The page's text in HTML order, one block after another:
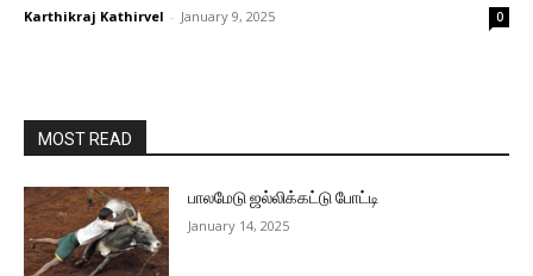
Karthikraj Kathirvel - January 9, 2025 0
MOST READ
பாலமேடு ஜல்லிக்கட்டு போட்டி
January 14, 2025